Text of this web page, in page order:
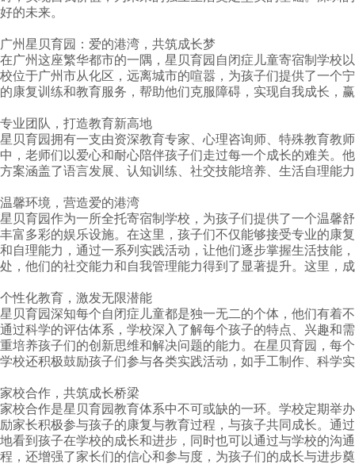
好的未来。
广州星贝育园：爱的港湾，共筑成长梦
在广州这座繁华都市的一隅，星贝育园自闭症儿童寄宿制学校
校位于广州市从化区，远离城市的喧嚣，为孩子们提供了一个
的康复训练和教育服务，帮助他们克服障碍，实现自我成长，
专业团队，打造教育新高地
星贝育园拥有一支由资深教育专家、心理咨询师、特殊教育教
中，老师们以爱心和耐心陪伴孩子们走过每一个成长的难关。
方案涵盖了语言发展、认知训练、社交技能培养、生活自理能
温馨环境，营造爱的港湾
星贝育园作为一所全托寄宿制学校，为孩子们提供了一个温馨
丰富多彩的娱乐设施。在这里，孩子们不仅能够接受专业的康
和自理能力，通过一系列实践活动，让他们逐步掌握生活技能
处，他们的社交能力和自我管理能力得到了显著提升。这里，
个性化教育，激发无限潜能
星贝育园深知每个自闭症儿童都是独一无二的个体，他们有着
通过科学的评估体系，学校深入了解每个孩子的特点、兴趣和
重培养孩子们的创新思维和解决问题的能力。在星贝育园，每
学校还积极鼓励孩子们参与各类实践活动，如手工制作、科学
家校合作，共筑成长桥梁
家校合作是星贝育园教育体系中不可或缺的一环。学校定期举
励家长积极参与孩子的康复与教育过程，与孩子共同成长。通
地看到孩子在学校的成长和进步，同时也可以通过与学校的沟
程，还增强了家长们的信心和参与度，为孩子们的成长与进步